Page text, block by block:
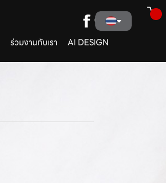
ร่วมงานกับเรา AI DESIGN